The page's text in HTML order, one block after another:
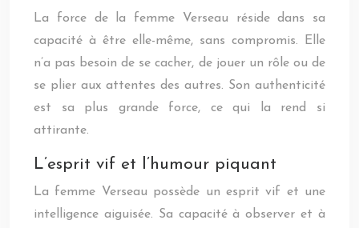
La force de la femme Verseau réside dans sa
capacité à être elle-même, sans compromis. Elle
n’a pas besoin de se cacher, de jouer un rôle ou de
se plier aux attentes des autres. Son authenticité
est sa plus grande force, ce qui la rend si
attirante.
L’esprit vif et l’humour piquant
La femme Verseau possède un esprit vif et une
intelligence aiguisée. Sa capacité à observer et à